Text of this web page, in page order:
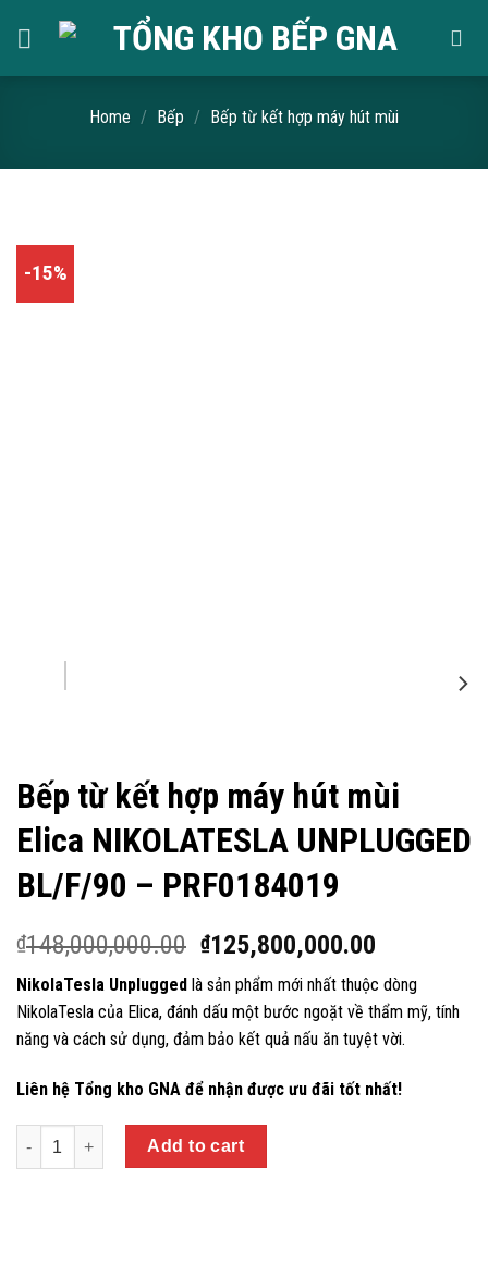
Home / Bếp / Bếp từ kết hợp máy hút mùi
-15%
Bếp từ kết hợp máy hút mùi
Elica NIKOLATESLA UNPLUGGED
BL/F/90 – PRF0184019
₫148,000,000.00 ₫125,800,000.00
NikolaTesla Unplugged là sản phẩm mới nhất thuộc dòng
NikolaTesla của Elica, đánh dấu một bước ngoặt về thẩm mỹ, tính
năng và cách sử dụng, đảm bảo kết quả nấu ăn tuyệt vời.
Liên hệ Tổng kho GNA để nhận được ưu đãi tốt nhất!
Quantity
Add to cart